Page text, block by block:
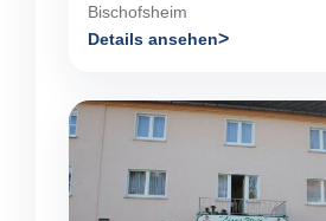
Bischofsheim
Details ansehen